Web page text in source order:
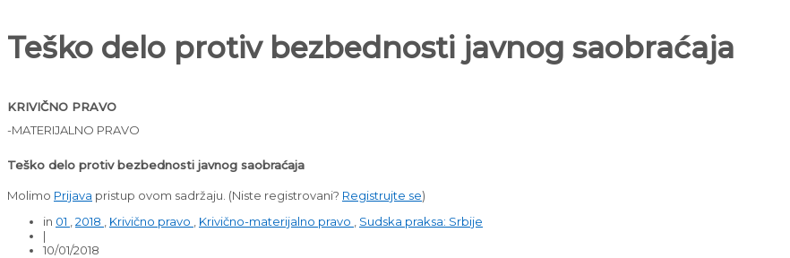
Teško delo protiv bezbednosti javnog saobraćaja
KRIVIČNO PRAVO
-MATERIJALNO PRAVO
Teško delo protiv bezbednosti javnog saobraćaja
Molimo Prijava pristup ovom sadržaju. (Niste registrovani? Registrujte se)
in 01 2018 Krivično pravo Krivično-materijalno pravo
Sudska praksa: Srbije
|
10/01/2018